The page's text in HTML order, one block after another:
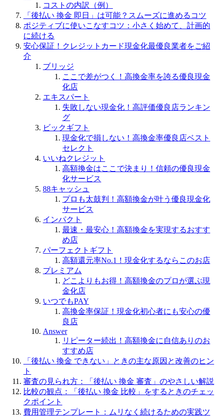
コストの内訳（例）
「後払い 換金 即日」は可能？スムーズに進めるコツ
ポジティブに使いこなすコツ：小さく始めて、計画的
に続ける
安心保証！クレジットカード現金化最優良業者をご紹
介
ブリッジ
ここで差がつく！高換金率を誇る優良現金
化店
エキスパート
失敗しない現金化！高評価優良店ランキン
グ
ビックギフト
現金化で損しない！高換金率優良店ベスト
セレクト
いいねクレジット
高額換金はここで決まり！信頼の優良現金
化サービス
88キャッシュ
プロも太鼓判！高額換金が叶う優良現金化
サービス
インパクト
最速・最安心！高額換金を実現するおすす
め店
パーフェクトギフト
高額還元率No.1！現金化するならこのお店
プレミアム
どこよりもお得！高額換金のプロが選ぶ現
金化店
いつでもPAY
高換金率保証！現金化初心者にも安心の優
良店
Answer
リピーター続出！高額換金に自信ありのお
すすめ店
「後払い 換金 できない」ときの主な原因と改善のヒン
ト
審査の見られ方：「後払い 換金 審査」のやさしい解説
比較の観点：「後払い 換金 比較」をするときのチェッ
クポイント
費用管理テンプレート：ムリなく続けるための実践ツ